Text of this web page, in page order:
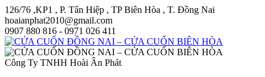
126/76 ,KP1 , P. Tân Hiệp , TP Biên Hòa , T. Đồng Nai
hoaianphat2010@gmail.com
0907 880 816 - 0971 026 411
Công Ty TNHH Hoài Ân Phát